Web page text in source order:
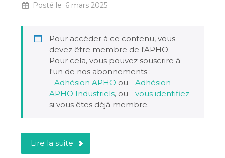
Posté le 6 mars 2025
Pour accéder à ce contenu, vous
devez être membre de l'APHO.
Pour cela, vous pouvez souscrire à
l'un de nos abonnements :
Adhésion APHO ou
Adhésion
APHO Industriels, ou
vous identifiez
si vous êtes déjà membre.
Lire la suite